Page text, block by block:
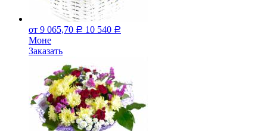
от 9 065,70 Р 10 540 Р
Моне
Заказать